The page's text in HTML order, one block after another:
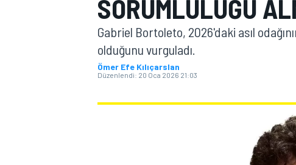
MOTOGP
SORUMLULUĞU
Gabriel Bortoleto, 2026'daki asıl
olduğunu vurguladı.
Ömer Efe Kılıçarslan
Düzenlendi: 20 Oca 2026 21:03